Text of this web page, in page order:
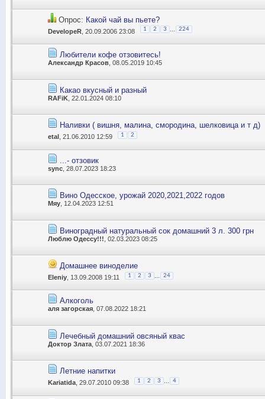
Опрос: Какой чай вы пьете?
DevelopeR , 20.09.2006 23:08 1 2 3 ... 224
Любители кофе отзовитесь!
Александр Красов , 08.05.2019 10:45
Какао вкусный и разный
RAFiK , 22.01.2024 08:10
Наливки ( вишня, малина, смородина, шелковица и т д)
etal , 21.06.2010 12:59 1 2
...- отзовик
sync , 28.07.2023 18:23
Вино Одесское, урожай 2020,2021,2022 годов
Мяу , 12.04.2023 12:51
Виноградный натуральный сок домашний 3 л. 300 грн
Люблю Одессу!!! , 02.03.2023 08:25
Домашнее виноделие
Eleniy , 13.09.2008 19:11 1 2 3 24
Алкоголь
аля загорская, 07.08.2022 18:21
Лечебный домашний овсяный квас
Доктор Злата , 03.07.2021 18:36
Летние напитки
Kariatida , 29.07.2010 09:38 1 2 3 4